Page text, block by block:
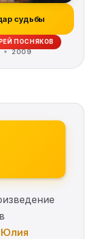
судьбы
ПОСНЯКОВ
2009
Юлия